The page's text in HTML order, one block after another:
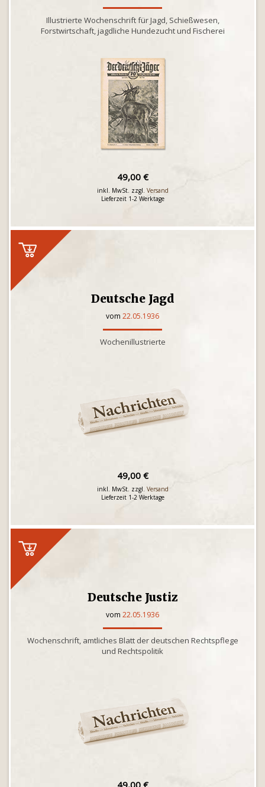
Illustrierte Wochenschrift für Jagd, Schießwesen,
Forstwirtschaft, jagdliche Hundezucht und Fischerei
49,00 €
inkl. MwSt. zzgl. Versand
Lieferzeit 1-2 Werktage
Deutsche Jagd
vom 22.05.1936
Wochenillustrierte
49,00 €
inkl. MwSt. zzgl. Versand
Lieferzeit 1-2 Werktage
Deutsche Justiz
vom 22.05.1936
Wochenschrift, amtliches Blatt der deutschen Rechtspflege
und Rechtspolitik
49,00 €